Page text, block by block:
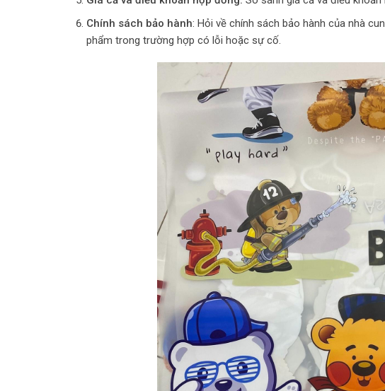
Chính sách bảo hành: Hỏi về chính sách bảo hành của nhà
phẩm trong trường hợp có lỗi hoặc sự cố.